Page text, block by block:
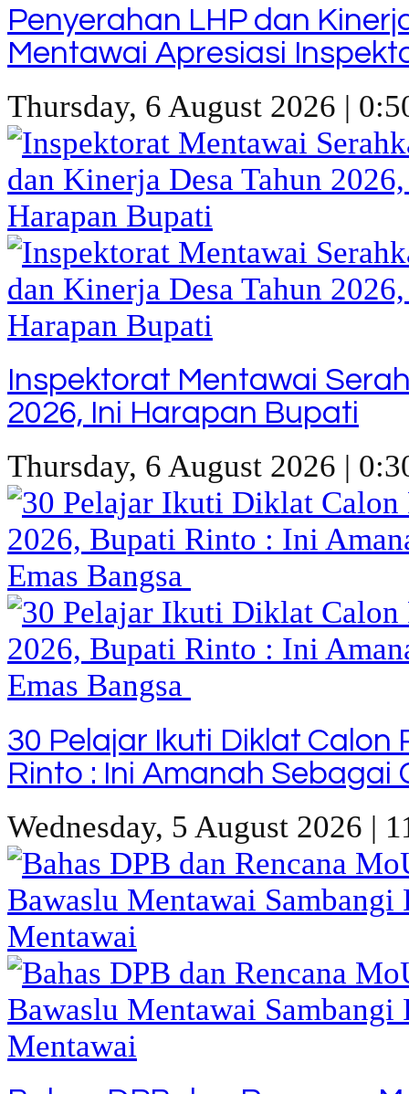
Penyerahan LHP dan
Mentawai Apresiasi
Thursday, 6 August 2026 |
Inspektorat Mentawai
2026, Ini Harapan Bupati
Thursday, 6 August 2026 |
30 Pelajar Ikuti Diklat Calon
Rinto : Ini Amanah
Wednesday, 5 August 2026 |